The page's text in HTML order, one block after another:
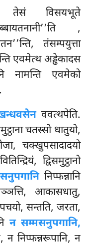
तेसं विसयभूते
,
तंसम्पयुत्ता
एवमेत्थअड्ढेकादस
नामन्ति एवमेको
ववत्थपेति.
चतस्सो धातुयो,
चक्खुपसादादयो
द्विसमुट्ठानो
निप्फन्नानि
आकासधातु,
सन्तति, जरता,
न सम्मसनुपगानि,
न निप्फन्नरूपानि, न